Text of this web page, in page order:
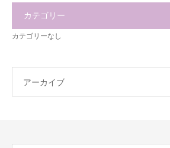
カテゴリー
カテゴリーなし
アーカイブ